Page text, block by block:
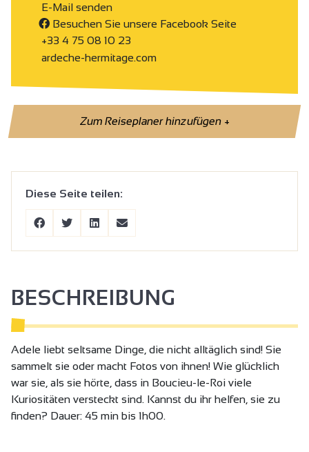
E-Mail senden
Besuchen Sie unsere Facebook Seite
+33 4 75 08 10 23
ardeche-hermitage.com
Zum Reiseplaner hinzufügen+
Diese Seite teilen:
BESCHREIBUNG
Adele liebt seltsame Dinge, die nicht alltäglich sind! Sie
sammelt sie oder macht Fotos von ihnen! Wie glücklich
war sie, als sie hörte, dass in Boucieu-le-Roi viele
Kuriositäten versteckt sind. Kannst du ihr helfen, sie zu
finden? Dauer: 45 min bis 1h00.